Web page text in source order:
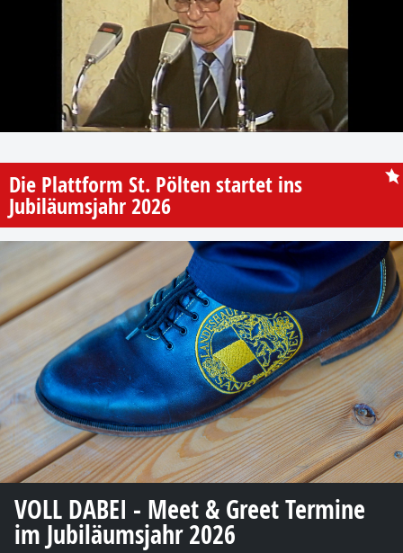
Die Plattform St. Pölten startet ins
Jubiläumsjahr 2026
VOLL DABEI - Meet & Greet Termine
im Jubiläumsjahr 2026